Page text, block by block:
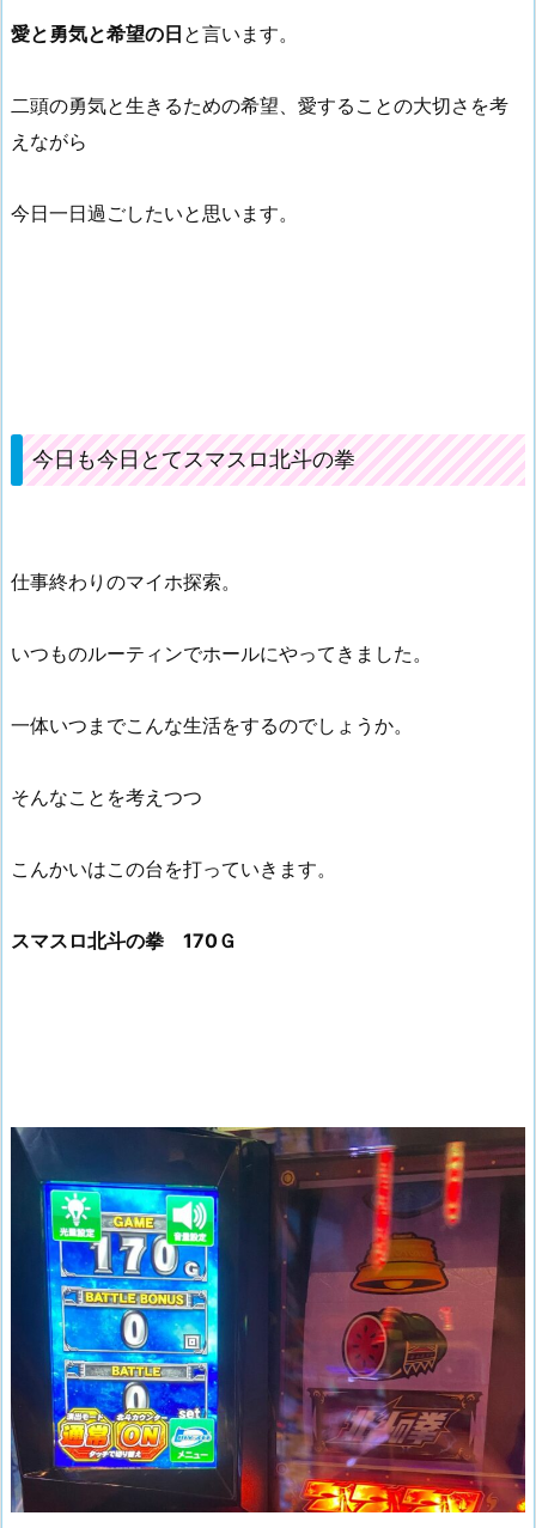
愛と勇気と希望の日 と言います。
二頭の勇気と生きるための希望、愛することの大切さを考
えながら
今日一日過ごしたいと思います。
今日も今日とてスマスロ北斗の拳
仕事終わりのマイホ探索。
いつものルーティンでホールにやってきました。
一体いつまでこんな生活をするのでしょうか。
そんなことを考えつつ
こんかいはこの台を打っていきます。
スマスロ北斗の拳 170Ｇ